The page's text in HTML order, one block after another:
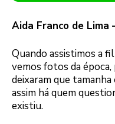
Aida Franco de Lima
Quando assistimos a
vemos fotos da
deixaram que
assim há quem
existiu.